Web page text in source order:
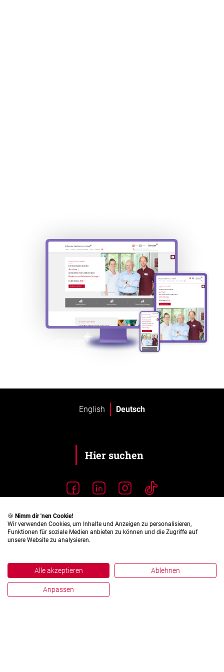
English Deutsch
🍪 Nimm dir 'nen Cookie!
Wir verwenden Cookies, um Inhalte und Anzeigen zu personalisieren,
Funktionen für soziale Medien anbieten zu können und die Zugriffe auf
unsere Website zu analysieren.
Alle akzeptieren Ablehnen
Anpassen